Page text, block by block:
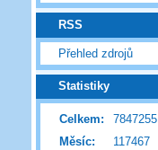
RSS
Přehled zdrojů
Statistiky
Celkem:
7847255
Měsíc:
117467